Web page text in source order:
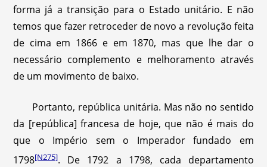
forma já a transição para o Estado unitário. E não
temos que fazer retroceder de novo a revolução feita
de cima em 1866 e em 1870, mas que lhe dar o
necessário complemento e melhoramento através
de um movimento de baixo.
Portanto, república unitária. Mas não no sentido
da [república] francesa de hoje, que não é mais do
que o Império sem o Imperador fundado em
1798[N275]. De 1792 a 1798, cada departamento